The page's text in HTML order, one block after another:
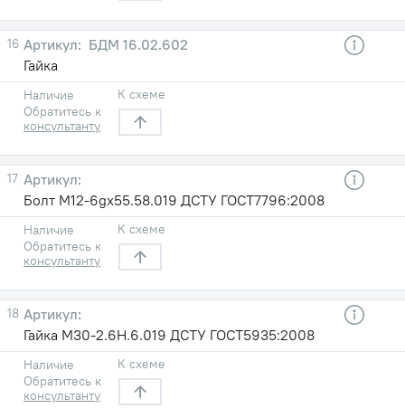
16
БДМ 16.02.602
Гайка
Наличие
Обратитесь к
консультанту
К схеме
17
Болт М12-6gx55.58.019 ДСТУ ГОСТ7796:2008
Наличие
Обратитесь к
консультанту
К схеме
18
Гайка М30-2.6Н.6.019 ДСТУ ГОСТ5935:2008
Наличие
Обратитесь к
консультанту
К схеме